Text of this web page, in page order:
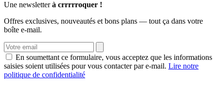
Une newsletterà crrrrroquer !
Offres exclusives, nouveautés et bons plans — tout ça dans votre
boîte e-mail.
En soumettant ce formulaire, vous acceptez que les informations
saisies soient utilisées pour vous contacter par e-mail. Lire notre
politique de confidentialité